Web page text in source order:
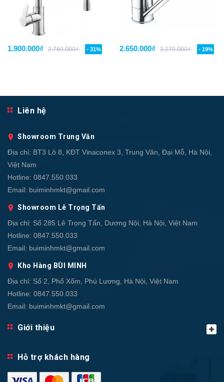
1.900.000₫ 2.760.000₫ - 31% 2.650.000₫ 3.270.000₫ - 19%
Liên hệ
Showroom Trung Văn
Địa chỉ: BT3 Lô 8, KĐT Vinaconex 3, Trung Văn, Đại Mỗ, Hà Nội,
Việt Nam
Hotline: 0847.550.033
Email: buiminhmkt@gmail.com
Showroom Lê Trọng Tấn
Địa chỉ: Số 285 Lê Trọng Tấn, Dương Nội, Hà Nội, Việt Nam
Hotline: 0847.550.033
Email: buiminhmkt@gmail.com
Kho Hàng BÙI MINH
Địa chỉ: Số 2, Phố Xốm, Phú Lương, Hà Nội, Việt Nam
Hotline: 0847.550.033
Email: buiminhmkt@gmail.com
Giới thiệu
Hỗ trợ khách hàng